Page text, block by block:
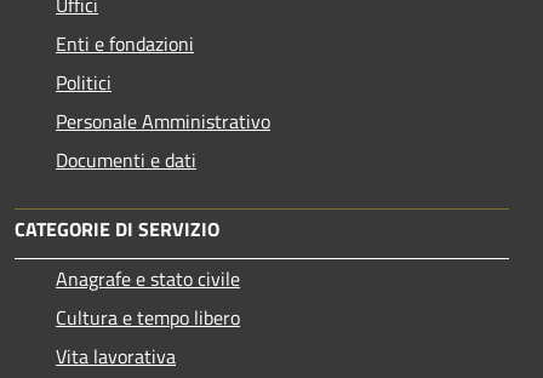
Enti e fondazioni
Politici
Personale Amministrativo
Documenti e dati
CATEGORIE DI SERVIZIO
Anagrafe e stato civile
Cultura e tempo libero
Vita lavorativa